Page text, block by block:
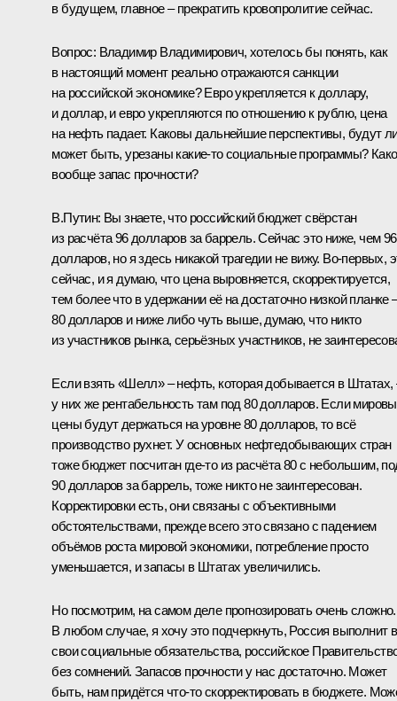
в будущем, главное – прекратить кровопролитие сейчас.
Вопрос: Владимир Владимирович, хотелось бы понять, как
в настоящий момент реально отражаются санкции
на российской экономике? Евро укрепляется к доллару,
и доллар, и евро укрепляются по отношению к рублю, цена
на нефть падает. Каковы дальнейшие перспективы, будут
может быть, урезаны какие‑то социальные программы?
вообще запас прочности?
В.Путин: Вы знаете, что российский бюджет свёрстан
из расчёта 96 долларов за баррель. Сейчас это ниже, чем 96
долларов, но я здесь никакой трагедии не вижу. Во‑первых,
сейчас, и я думаю, что цена выровняется, скорректируется,
тем более что в удержании её на достаточно низкой планке
80 долларов и ниже либо чуть выше, думаю, что никто
из участников рынка, серьёзных участников, не
Если взять «Шелл» – нефть, которая добывается в Штатах,
у них же рентабельность там под 80 долларов. Если
цены будут держаться на уровне 80 долларов, то всё
производство рухнет. У основных нефтедобывающих стран
тоже бюджет посчитан где‑то из расчёта 80 с небольшим,
90 долларов за баррель, тоже никто не заинтересован.
Корректировки есть, они связаны с объективными
обстоятельствами, прежде всего это связано с падением
объёмов роста мировой экономики, потребление просто
уменьшается, и запасы в Штатах увеличились.
Но посмотрим, на самом деле прогнозировать очень сложно.
В любом случае, я хочу это подчеркнуть, Россия выполнит
свои социальные обязательства, российское
без сомнений. Запасов прочности у нас достаточно. Может
быть, нам придётся что‑то скорректировать в бюджете.